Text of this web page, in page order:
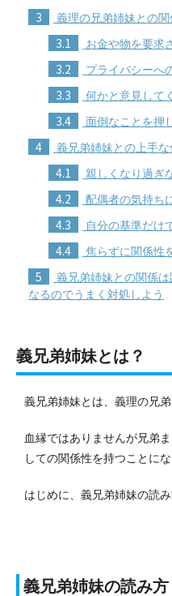
3 義理の兄弟姉妹との
3.1 お金や物を要求
3.2 プライバシーへ
3.3 何かと意見して
3.4 面倒なことを押
4 義兄弟姉妹との上手な
4.1 親しくなり過ぎ
4.2 配偶者の気持ち
4.3 自分の基準だけ
4.4 焦らずに関係性
5
義兄弟姉妹との関係
なるのでうまく対処しよう
義兄弟姉妹とは？
義兄弟姉妹とは、義理の兄
血縁ではありませんが兄弟
しての関係性を持つことにな
はじめに、義兄弟姉妹の読
義兄弟姉妹の読み方